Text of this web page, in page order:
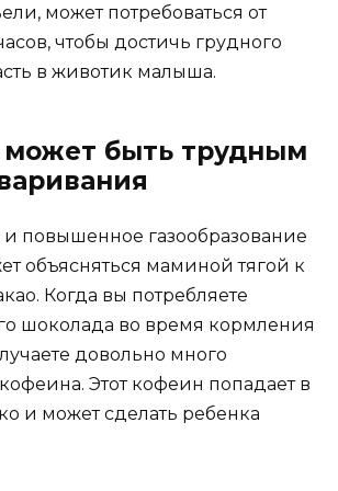
может потребоваться от
чтобы достичь грудного
в животик малыша.
быть трудным
и повышенное газообразование
объясняться маминой тягой к
Когда вы потребляете
шоколада во время кормления
довольно много
Этот кофеин попадает в
и может сделать ребенка